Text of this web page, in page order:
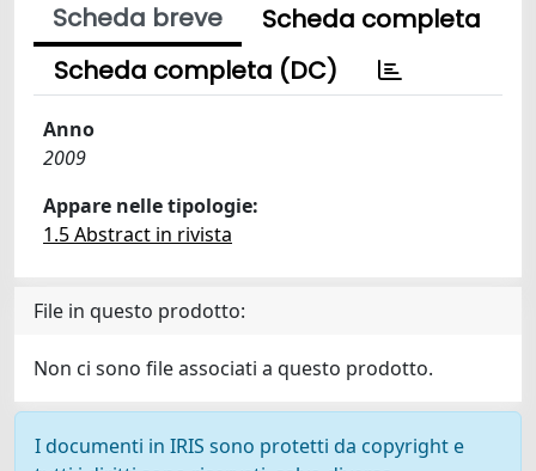
Scheda breve
Scheda completa
Scheda completa (DC)
Anno
2009
Appare nelle tipologie:
1.5 Abstract in rivista
File in questo prodotto:
Non ci sono file associati a questo prodotto.
I documenti in IRIS sono protetti da copyright e